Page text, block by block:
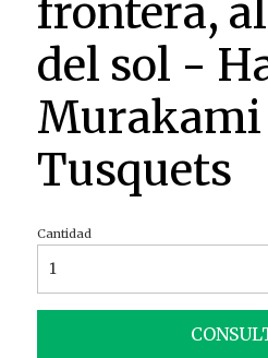
frontera,
del sol -
Tusquets
Cantidad